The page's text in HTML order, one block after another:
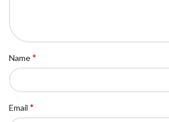
Name*
Email *